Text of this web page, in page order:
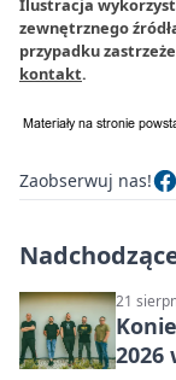
Ilustracja
zewnętrznego
przypadku
kontakt.
Zaobserwuj nas!
21
2026